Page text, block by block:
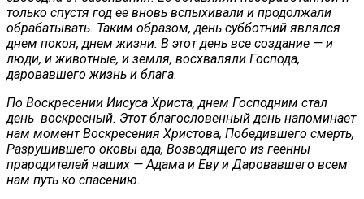
только спустя год ее вновь вспыхивали и продолжали
обрабатывать. Таким образом, день субботний являлся
днем покоя, днем жизни. В этот день все создание — и
люди, и животные, и земля, восхваляли Господа,
даровавшего жизнь и блага.
По Воскресении Иисуса Христа, днем Господним стал
день воскресный. Этот благословенный день напоминает
нам момент Воскресения Христова, Победившего смерть,
Разрушившего оковы ада, Возводящего из геенны
прародителей наших — Адама и Еву и Даровавшего всем
нам путь ко спасению.